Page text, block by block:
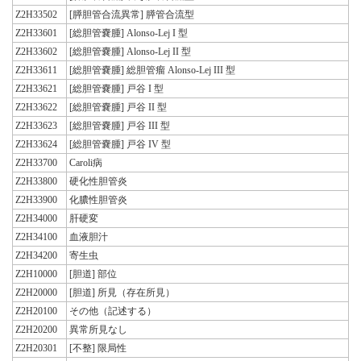
Z2H33502
[膵胆管合流異常] 膵管合流型
Z2H33601
[総胆管嚢腫] Alonso-Lej I 型
Z2H33602
[総胆管嚢腫] Alonso-Lej II 型
Z2H33611
[総胆管嚢腫] 総胆管瘤 Alonso-Lej III 型
Z2H33621
[総胆管嚢腫] 戸谷 I 型
Z2H33622
[総胆管嚢腫] 戸谷 II 型
Z2H33623
[総胆管嚢腫] 戸谷 III 型
Z2H33624
[総胆管嚢腫] 戸谷 IV 型
Z2H33700
Caroli病
Z2H33800
硬化性胆管炎
Z2H33900
化膿性胆管炎
Z2H34000
肝硬変
Z2H34100
血液胆汁
Z2H34200
寄生虫
Z2H10000
[胆道] 部位
Z2H20000
[胆道] 所見（存在所見）
Z2H20100
その他（記述する）
Z2H20200
異常所見なし
Z2H20301
[不整] 限局性